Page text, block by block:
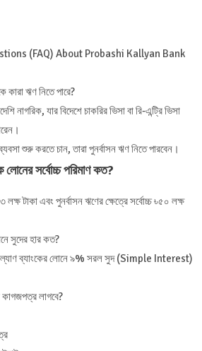
(FAQ) About Probashi Kallyan Bank
কারা ঋণ নিতে পারে?
নাগরিক, যার বিদেশে চাকরির ভিসা বা রি-এন্ট্রি ভিসা
শুরু করতে চান, তারা পুনর্বাসন ঋণ নিতে পারবেন।
লোনের সর্বোচ্চ পরিমাণ কত?
লক্ষ টাকা এবং পুনর্বাসন ঋণের ক্ষেত্রে সর্বোচ্চ ৳৫০ লক্ষ
সুদের হার কত?
কল্যাণ ব্যাংকের লোনে ৯% সরল সুদ (Simple Interest)
লাগবে?